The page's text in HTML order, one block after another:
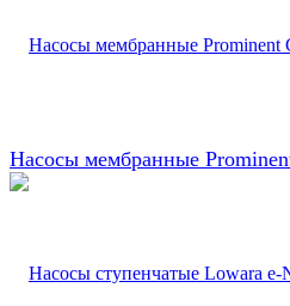
Насосы мембранные